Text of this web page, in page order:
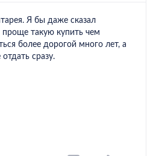
Я бы даже сказал
такую купить чем
более дорогой много лет, а
сразу.